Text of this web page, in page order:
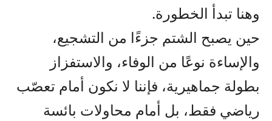
وهنا تبدأ الخطورة.
حين يصبح الشتم جزءًا من التشجيع،
والإساءة نوعًا من الوفاء، والاستفزاز
بطولة جماهيرية، فإننا لا نكون أمام تعصّب
رياضي فقط، بل أمام محاولات بائسة